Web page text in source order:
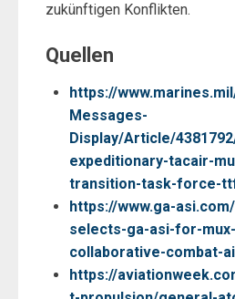
zukünftigen Konflikten.
Quellen
https://
Messages-
Display/Article/
expeditionary-tacair-
transition-task-force-
https://www.ga-
selects-ga-asi-for-
collaborative-combat-
https://